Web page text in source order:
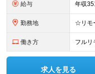
給与
勤務地
働き方 フルリ
求人を見る